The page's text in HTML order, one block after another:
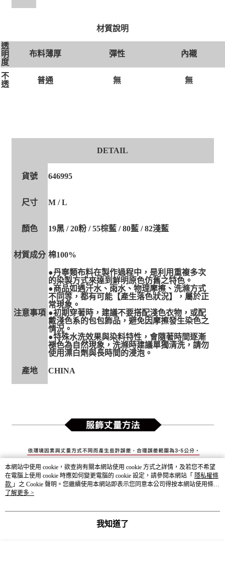
材質說明
透
明
度
布料薄厚 彈性 內襯
不
透
普通 無 無
DETAIL
貨號 646995
尺寸 M / L
顏色 19黑 / 20粉 / 55棕藍 / 80藍 / 82淺藍
材質成分 棉100%
注意事項
●丹寧類布料在製作過程中，是利用重複多次
的染製方式來達到鮮明原色仿舊之特色。
●商品如遇汗水、雨水、物理摩擦、洗滌方式
不同等，都有可能【產生落色狀況】，屬於正
常現象。
●初期穿著時，建議不要搭配淺色衣物，或配
戴淺色系的包包飾品，避免因摩擦發生染色之
情況。
●特殊水洗效果與染料特性，會隨著時間逐漸
褪色為自然現象，洗滌時建議單獨清洗，請勿
使用漂白劑與長時間的浸泡。
產地 CHINA
本網站中使用 cookie，欲查詢有關本網站使用 cookie 方式之詳情，及若您不希望
在電腦上使用 cookie 時應如何變更電腦的 cookie 設定，請參閱本網站「 隱私權條
款 」之 Cookie 聲明。您繼續使用本網站即表示您同意本公司得按本網站使用條款
之 Cookie 聲明使用 cookie。
了解更多 >
我知道了